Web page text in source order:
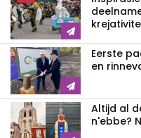
Eerste
en
Altijd al
n'ebbe?